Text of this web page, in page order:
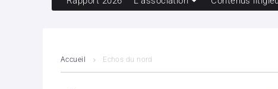
Accueil Echos du nord